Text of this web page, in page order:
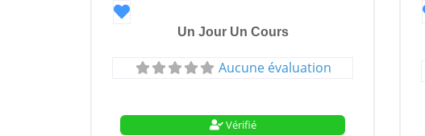
Favori
Un Jour Un Cours
Aucune évaluation
Vérifié